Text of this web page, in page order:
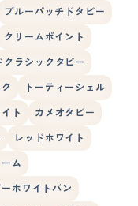
ブルーパッチドタビー
クリームポイント
クラシックタビー
トーティーシェル
ト カメオタビー
レッドホワイト
ム
ホワイトバン